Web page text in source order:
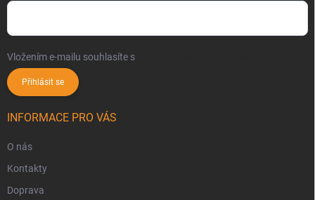
Vložením e-mailu souhlasíte s
Přihlásit se
INFORMACE PRO VÁS
O nás
Kontakty
Doprava